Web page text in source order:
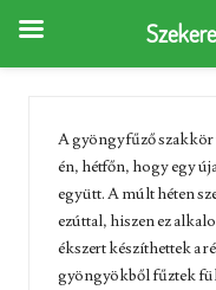
A gyöngyfűző szakkör
én, hétfőn, hogy egy
együtt. A múlt héten
ezúttal, hiszen ez
ékszert készíthettek a
gyöngyökből fűztek